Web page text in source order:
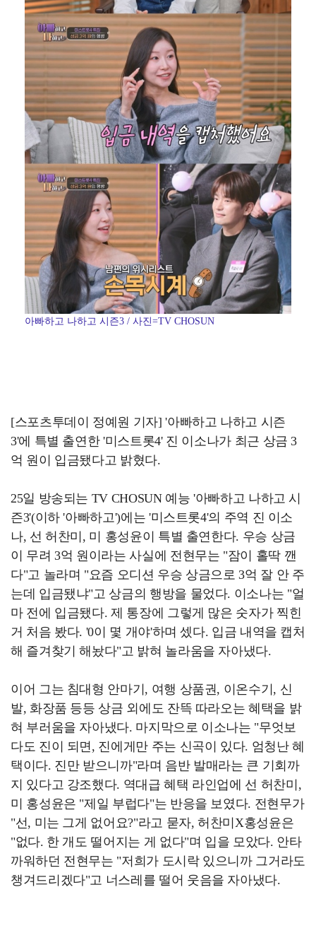
아빠하고 나하고 시즌3 / 사진=TV CHOSUN
[스포츠투데이 정예원 기자] '아빠하고 나하고 시즌
3'에 특별 출연한 '미스트롯4' 진 이소나가 최근 상금 3
억 원이 입금됐다고 밝혔다.
25일 방송되는 TV CHOSUN 예능 '아빠하고 나하고 시
즌3'(이하 '아빠하고')에는 '미스트롯4'의 주역 진 이소
나, 선 허찬미, 미 홍성윤이 특별 출연한다. 우승 상금
이 무려 3억 원이라는 사실에 전현무는 "잠이 홀딱 깬
다"고 놀라며 "요즘 오디션 우승 상금으로 3억 잘 안 주
는데 입금됐냐"고 상금의 행방을 물었다. 이소나는 "얼
마 전에 입금됐다. 제 통장에 그렇게 많은 숫자가 찍힌
거 처음 봤다. '0이 몇 개야'하며 셌다. 입금 내역을 캡처
해 즐겨찾기 해놨다"고 밝혀 놀라움을 자아냈다.
이어 그는 침대형 안마기, 여행 상품권, 이온수기, 신
발, 화장품 등등 상금 외에도 잔뜩 따라오는 혜택을 밝
혀 부러움을 자아냈다. 마지막으로 이소나는 "무엇보
다도 진이 되면, 진에게만 주는 신곡이 있다. 엄청난 혜
택이다. 진만 받으니까"라며 음반 발매라는 큰 기회까
지 있다고 강조했다. 역대급 혜택 라인업에 선 허찬미,
미 홍성윤은 "제일 부럽다"는 반응을 보였다. 전현무가
"선, 미는 그게 없어요?"라고 묻자, 허찬미X홍성윤은
"없다. 한 개도 떨어지는 게 없다"며 입을 모았다. 안타
까워하던 전현무는 "저희가 도시락 있으니까 그거라도
챙겨드리겠다"고 너스레를 떨어 웃음을 자아냈다.